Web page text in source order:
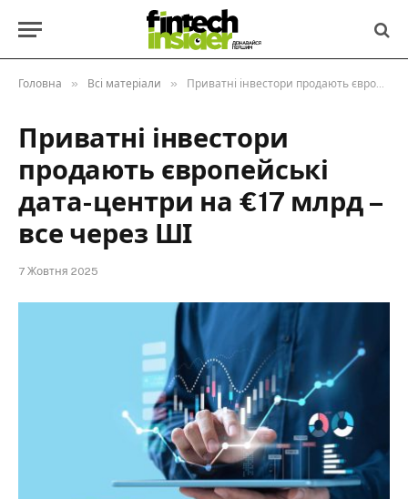
Головна » Всі матеріали » Приватні інвестори продають європейські дата-центри на €17 млрд – все через ШІ
Приватні інвестори
продають європейські
дата-центри на €17 млрд –
все через ШІ
7 Жовтня 2025